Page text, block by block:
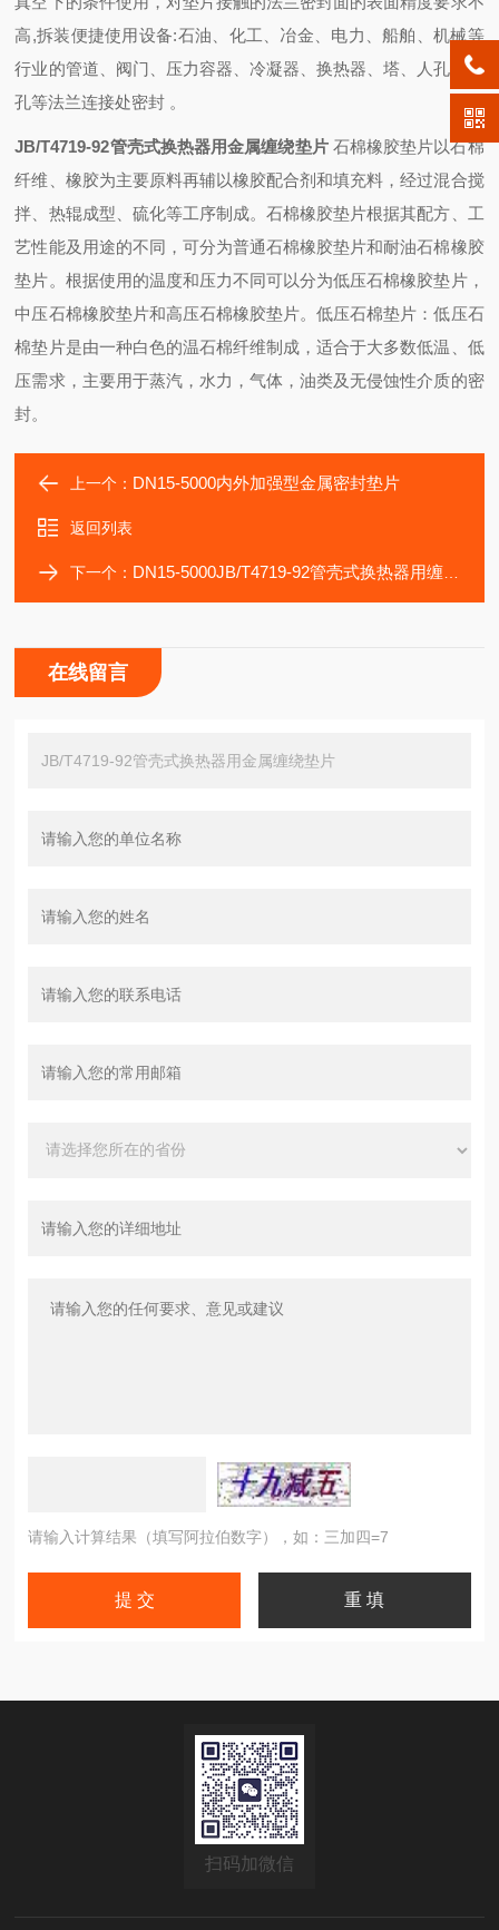
高,拆装便捷使用设备:石油、化工、冶金、电力、船舶、机械等
行业的管道、阀门、压力容器、冷凝器、换热器、塔、人孔、手
孔等法兰连接处密封 。
JB/T4719-92管壳式换热器用金属缠绕垫片 石棉橡胶垫片以石棉
纤维、橡胶为主要原料再辅以橡胶配合剂和填充料，经过混合搅
拌、热辊成型、硫化等工序制成。石棉橡胶垫片根据其配方、工
艺性能及用途的不同，可分为普通石棉橡胶垫片和耐油石棉橡胶
垫片。根据使用的温度和压力不同可以分为低压石棉橡胶垫片，
中压石棉橡胶垫片和高压石棉橡胶垫片。低压石棉垫片：低压石
棉垫片是由一种白色的温石棉纤维制成，适合于大多数低温、低
压需求，主要用于蒸汽，水力，气体，油类及无侵蚀性介质的密
封。
上一个： DN15-5000内外加强型金属密封垫片
返回列表
下一个： DN15-5000JB/T4719-92管壳式换热器用缠绕垫片
在线留言
请输入计算结果（填写阿拉伯数字），如：三加四=7
扫码加微信